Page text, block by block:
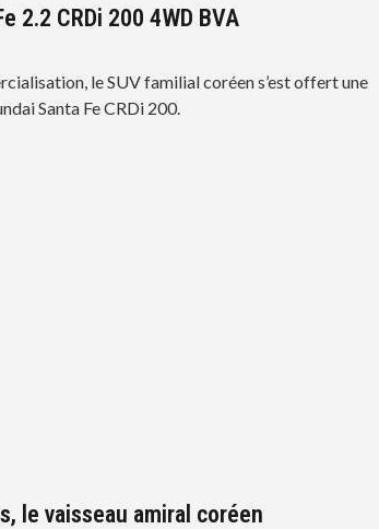
2.2 CRDi 200 4WD BVA
le SUV familial coréen s’est offert une
Santa Fe CRDi 200.
le vaisseau amiral coréen